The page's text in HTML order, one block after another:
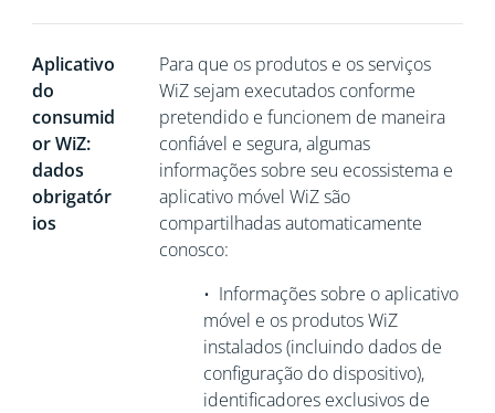
Aplicativo
do
consumid
or WiZ:
dados
obrigatór
ios
Para que os produtos e os serviços
WiZ sejam executados conforme
pretendido e funcionem de maneira
confiável e segura, algumas
informações sobre seu ecossistema e
aplicativo móvel WiZ são
compartilhadas automaticamente
conosco:
• Informações sobre o aplicativo
móvel e os produtos WiZ
instalados (incluindo dados de
configuração do dispositivo),
identificadores exclusivos de